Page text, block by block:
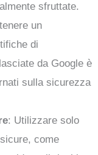
sfruttate.
un
di
da Google è
sulla sicurezza
: Utilizzare solo
come